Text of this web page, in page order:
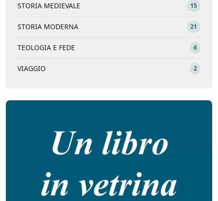
STORIA MEDIEVALE 15
STORIA MODERNA 21
TEOLOGIA E FEDE 6
VIAGGIO 2